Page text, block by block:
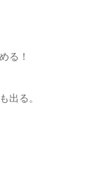
る！
出る。